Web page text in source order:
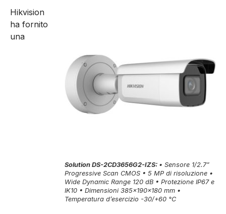
Solution DS-2CD3656G2-IZS: • Sensore 1/2.7”
Progressive Scan CMOS • 5 MP di risoluzione •
Wide Dynamic Range 120 dB • Protezione IP67 e
IK10 • Dimensioni 385x190x180 mm •
Temperatura d’esercizio -30/+60 °C
Hikvision
ha fornito
una